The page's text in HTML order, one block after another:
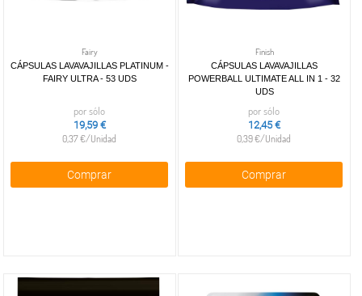
Fairy
CÁPSULAS LAVAVAJILLAS PLATINUM -
FAIRY ULTRA - 53 UDS
por sólo
19,59 €
0,37 €/Unidad
Comprar
Finish
CÁPSULAS LAVAVAJILLAS
POWERBALL ULTIMATE ALL IN 1 - 32
UDS
por sólo
12,45 €
0,39 €/Unidad
Comprar